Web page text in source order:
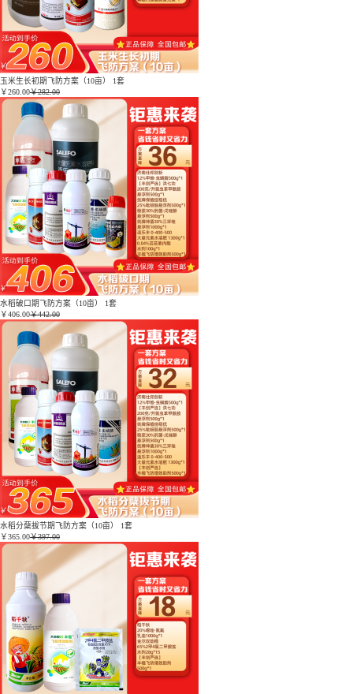
玉米生长初期飞防方案（10亩） 1套
￥260.00￥282.00
水稻破口期飞防方案（10亩） 1套
￥406.00￥442.00
水稻分蘖拔节期飞防方案（10亩） 1套
￥365.00￥397.00